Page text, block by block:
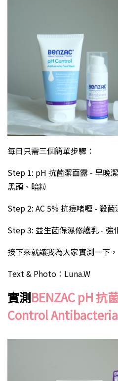
每日只需三個簡單步驟：
Step 1: pH 抗菌潔面露 - 早晚
黑頭、暗粒
Step 2: AC 5% 抗痘啫喱 - 殺
Step 3: 益生菌保濕修護乳 - 強
接下來就讓我為大家實測一下
Text & Photo：Luna.W
實測BENZAC pH 抗
Control